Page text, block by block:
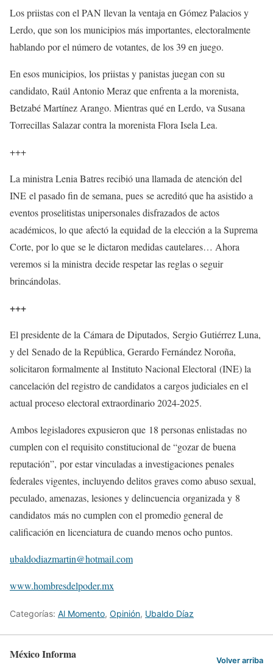
Los priistas con el PAN llevan la ventaja en Gómez Palacios y
Lerdo, que son los municipios más importantes, electoralmente
hablando por el número de votantes, de los 39 en juego.
En esos municipios, los priistas y panistas juegan con su
candidato, Raúl Antonio Meraz que enfrenta a la morenista,
Betzabé Martínez Arango. Mientras qué en Lerdo, va Susana
Torrecillas Salazar contra la morenista Flora Isela Lea.
+++
La ministra Lenia Batres recibió una llamada de atención del
INE el pasado fin de semana, pues se acreditó que ha asistido a
eventos proselitistas unipersonales disfrazados de actos
académicos, lo que afectó la equidad de la elección a la Suprema
Corte, por lo que se le dictaron medidas cautelares… Ahora
veremos si la ministra decide respetar las reglas o seguir
brincándolas.
+++
El presidente de la Cámara de Diputados, Sergio Gutiérrez Luna,
y del Senado de la República, Gerardo Fernández Noroña,
solicitaron formalmente al Instituto Nacional Electoral (INE) la
cancelación del registro de candidatos a cargos judiciales en el
actual proceso electoral extraordinario 2024-2025.
Ambos legisladores expusieron que 18 personas enlistadas no
cumplen con el requisito constitucional de “gozar de buena
reputación”, por estar vinculadas a investigaciones penales
federales vigentes, incluyendo delitos graves como abuso sexual,
peculado, amenazas, lesiones y delincuencia organizada y 8
candidatos más no cumplen con el promedio general de
calificación en licenciatura de cuando menos ocho puntos.
ubaldodiazmartin@hotmail.com
www.hombresdelpoder.mx
Categorías: Al Momento, Opinión, Ubaldo Díaz
México Informa Volver arriba